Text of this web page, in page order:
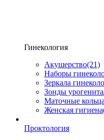
Гинекология
Акушерство(21)
Наборы
Зеркала
Зонды
Маточные кольца
Женская гигиена
Проктология